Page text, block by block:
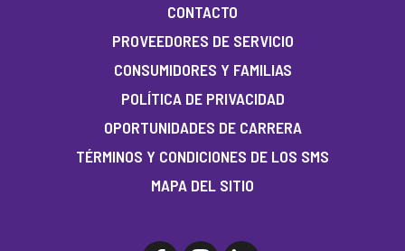
CONTACTO
PROVEEDORES DE SERVICIO
CONSUMIDORES Y FAMILIAS
POLÍTICA DE PRIVACIDAD
OPORTUNIDADES DE CARRERA
TÉRMINOS Y CONDICIONES DE LOS SMS
MAPA DEL SITIO